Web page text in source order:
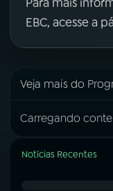
EBC, acesse a
Veja mais do
Carregando
Notícias Recentes